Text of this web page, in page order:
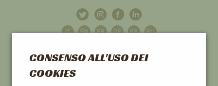
CONSENSO ALL'USO DEI
COOKIES